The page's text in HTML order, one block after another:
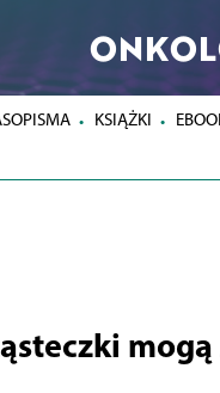
KSIĄŻKI
mogą